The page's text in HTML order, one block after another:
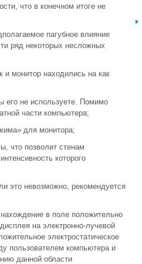
что в конечном итоге не
пагубное влияние
ряд некоторых несложных
и монитор находились на как
его не используете. Помимо
части компьютера;
для монитора;
что позволит стенам
которого
это невозможно, рекомендуется
в поле положительно
на электронно-лучевой
электростатическое
пользователем компьютера и
данной области